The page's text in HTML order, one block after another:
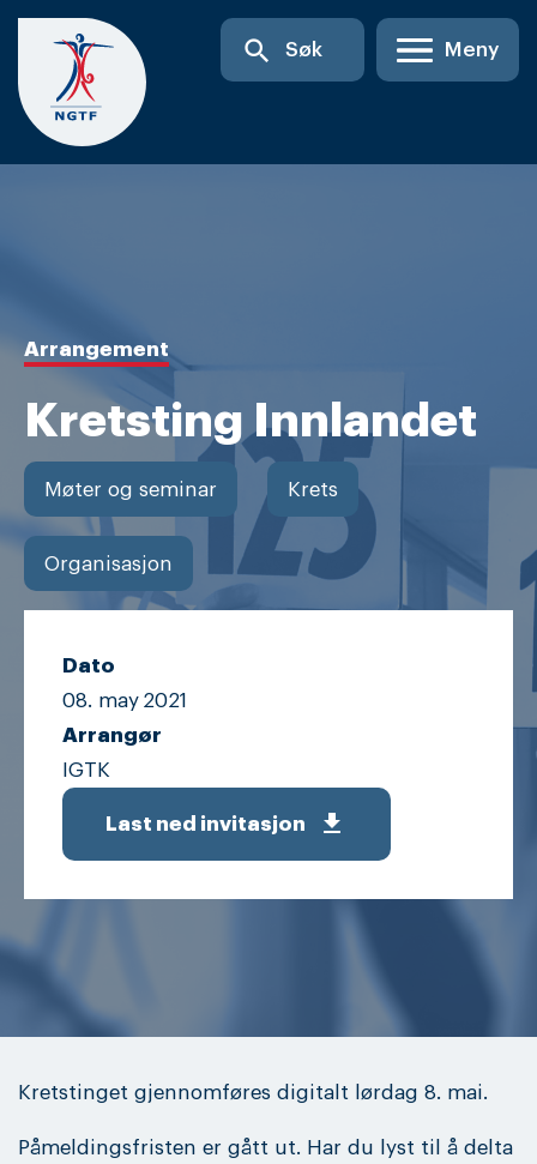
Skip
content
search Søk Meny
Arrangement
Kretsting Innlandet
Møter og seminar Krets
Organisasjon
Dato
08. may 2021
Arrangør
IGTK
Last ned invitasjon get_app
Kretstinget gjennomføres digitalt lørdag 8. mai.
Påmeldingsfristen er gått ut. Har du lyst til å delta